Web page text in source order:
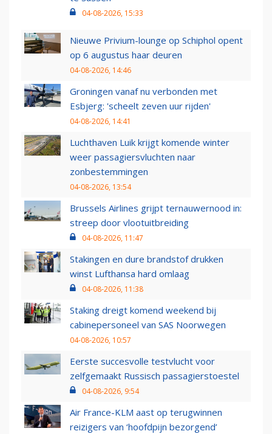
04-08-2026, 15:33
Nieuwe Privium-lounge op Schiphol opent
op 6 augustus haar deuren
04-08-2026, 14:46
Groningen vanaf nu verbonden met
Esbjerg: 'scheelt zeven uur rijden'
04-08-2026, 14:41
Luchthaven Luik krijgt komende winter
weer passagiersvluchten naar
zonbestemmingen
04-08-2026, 13:54
Brussels Airlines grijpt ternauwernood in:
streep door vlootuitbreiding
04-08-2026, 11:47
Stakingen en dure brandstof drukken
winst Lufthansa hard omlaag
04-08-2026, 11:38
Staking dreigt komend weekend bij
cabinepersoneel van SAS Noorwegen
04-08-2026, 10:57
Eerste succesvolle testvlucht voor
zelfgemaakt Russisch passagierstoestel
04-08-2026, 9:54
Air France-KLM aast op terugwinnen
reizigers van ‘hoofdpijn bezorgend’